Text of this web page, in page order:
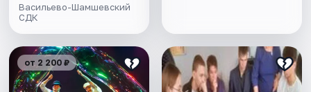
Васильево-Шамшевский
СДК
от 2 200 ₽